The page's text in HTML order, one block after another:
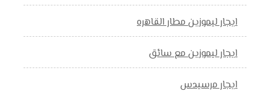
ايجار ليموزين مطار القاهره
ايجار ليموزين مع سائق
ايجار مرسيدس